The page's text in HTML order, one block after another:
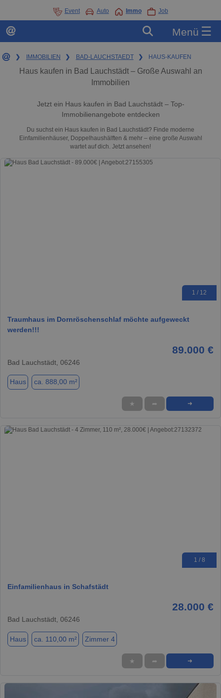
Event Auto Immo Job
Menü ☰
❯ IMMOBILIEN ❯ BAD-LAUCHSTAEDT ❯ HAUS-KAUFEN
Haus kaufen in Bad Lauchstädt – Große Auswahl an
Immobilien
Jetzt ein Haus kaufen in Bad Lauchstädt – Top-
Immobilienangebote entdecken
Du suchst ein Haus kaufen in Bad Lauchstädt? Finde moderne
Einfamilienhäuser, Doppelhaushälften & mehr – eine große Auswahl
wartet auf dich. Jetzt ansehen!
1 / 12
Traumhaus im Dornröschenschlaf möchte aufgeweckt
werden!!!
89.000 €
Bad Lauchstädt, 06246
Haus ca. 888,00 m²
★ ➦ ➜
1 / 8
Einfamilienhaus in Schafstädt
28.000 €
Bad Lauchstädt, 06246
Haus ca. 110,00 m² Zimmer 4
★ ➦ ➜